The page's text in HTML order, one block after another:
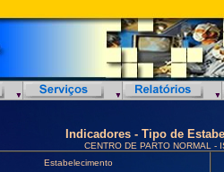
Indicadores - Tipo de
CENTRO DE PARTO NORMAL -
Estabelecimento